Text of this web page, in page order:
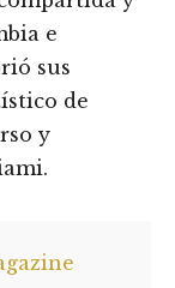
e
sus
de
y